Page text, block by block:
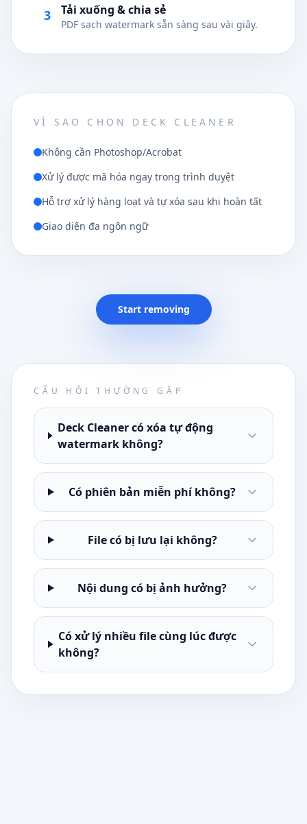
3 Tải xuống & chia sẻ
PDF sạch watermark sẵn sàng sau vài giây.
VÌ SAO CHỌN DECK CLEANER
Không cần Photoshop/Acrobat
Xử lý được mã hóa ngay trong trình duyệt
Hỗ trợ xử lý hàng loạt và tự xóa sau khi hoàn tất
Giao diện đa ngôn ngữ
Start removing
CÂU HỎI THƯỜNG GẶP
Deck Cleaner có xóa tự động
watermark không?
Có phiên bản miễn phí không?
File có bị lưu lại không?
Nội dung có bị ảnh hưởng?
Có xử lý nhiều file cùng lúc được
không?